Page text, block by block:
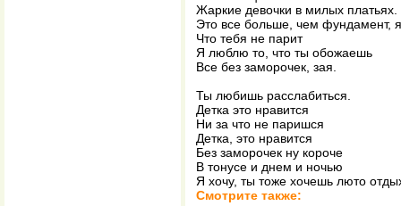
Жаркие девочки в милых платьях.
Это все больше, чем фундамент,
Что тебя не парит
Я люблю то, что ты обожаешь
Все без заморочек, зая.
Ты любишь расслабиться.
Детка это нравится
Ни за что не паришся
Детка, это нравится
Без заморочек ну короче
В тонусе и днем и ночью
Я хочу, ты тоже хочешь люто
Смотрите также: